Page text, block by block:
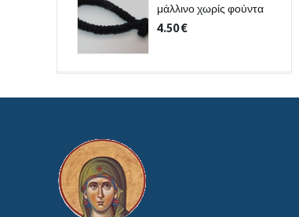
μάλλινο χωρίς φούντα
4.50€